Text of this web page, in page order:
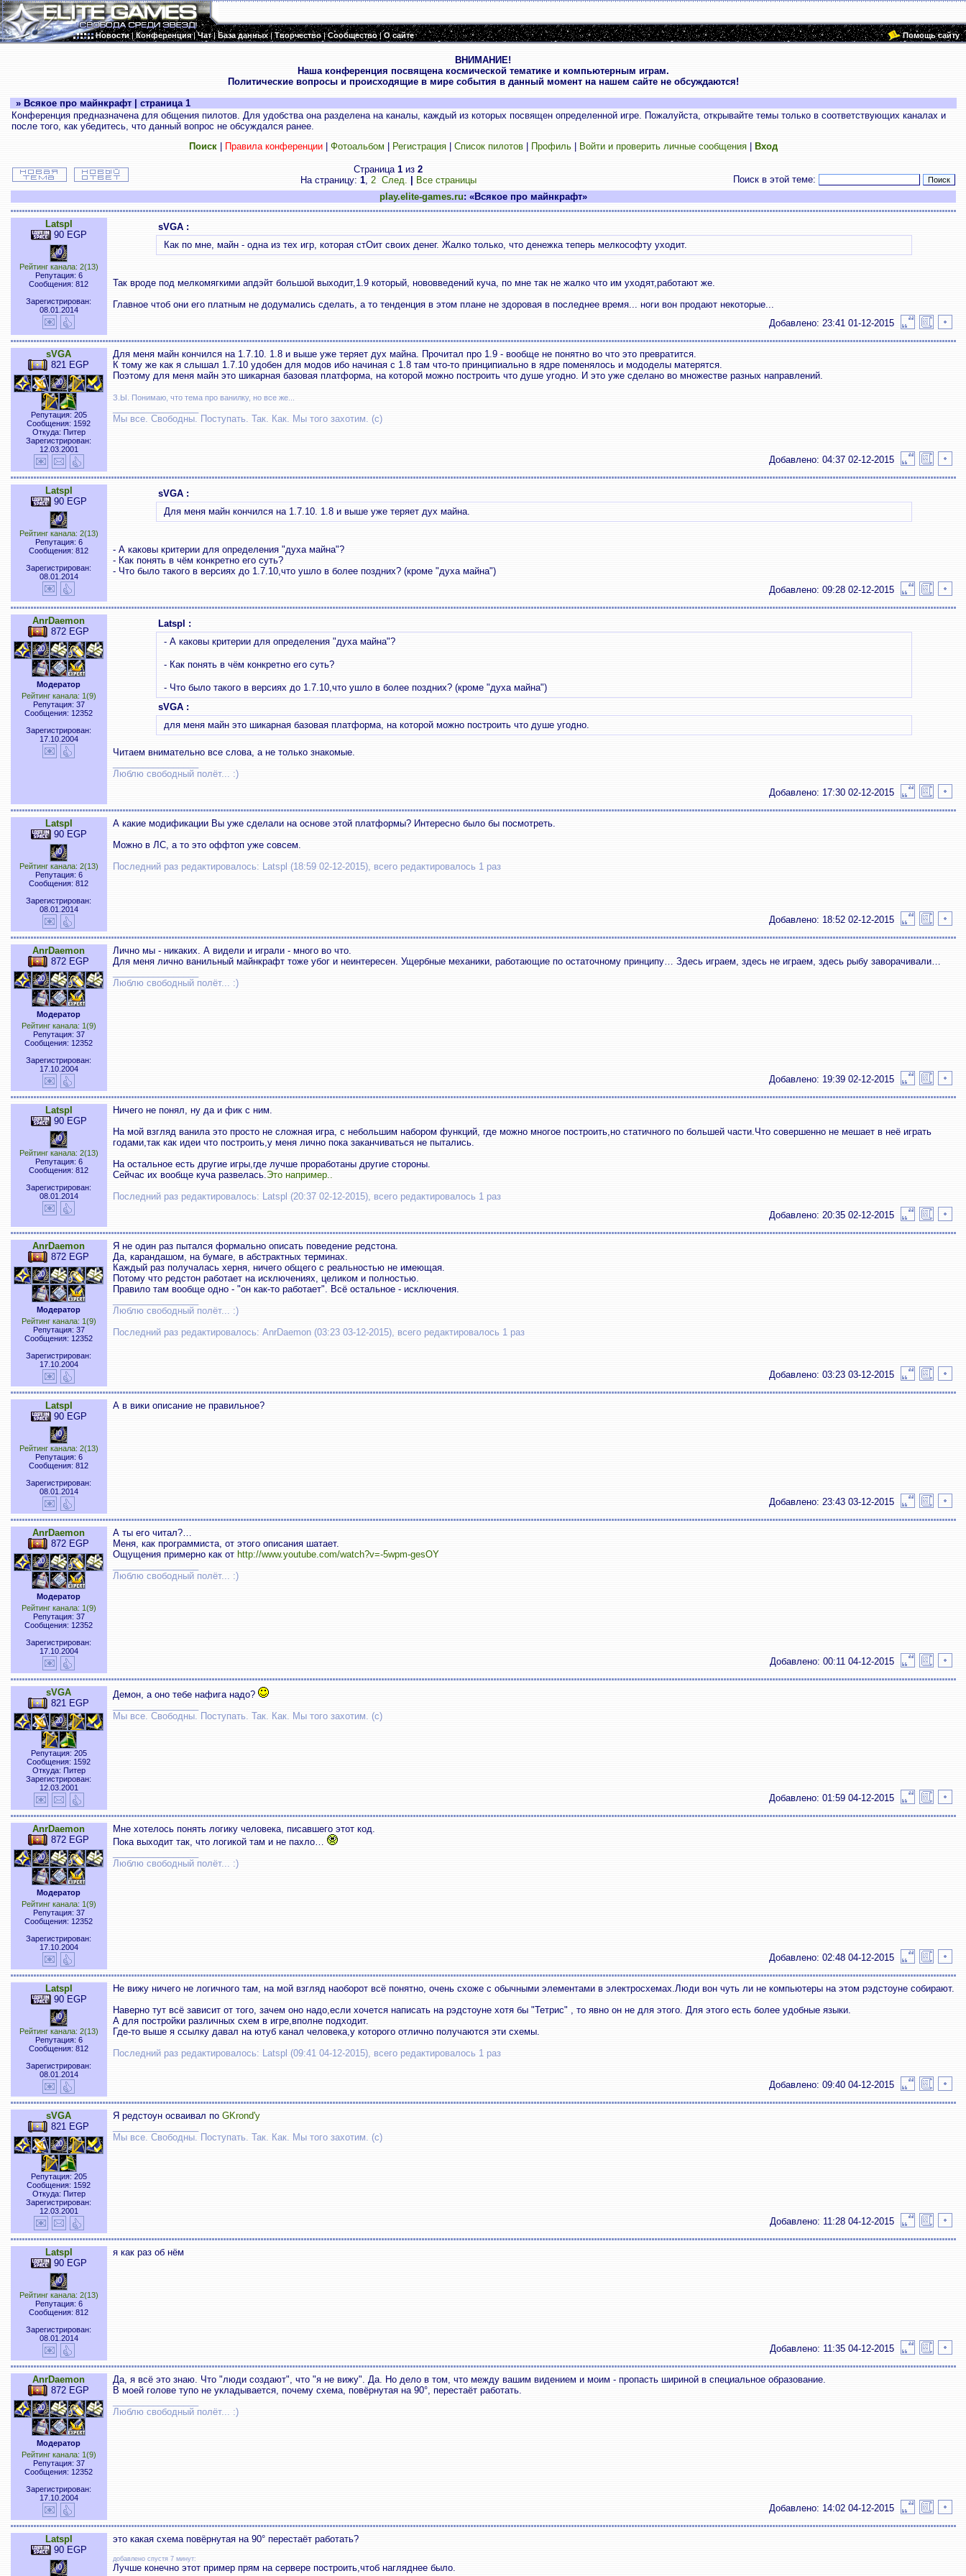
Новости|Конференция|Чат|База данных|Творчество|Сообщество|О сайте Помощь сайту
ВНИМАНИЕ!
Наша конференция посвящена космической тематике и компьютерным играм.
Политические вопросы и происходящие в мире события в данный момент на нашем сайте не обсуждаются!
» Всякое про майнкрафт | страница 1
Конференция предназначена для общения пилотов. Для удобства она разделена на каналы, каждый из которых посвящен определенной игре. Пожалуйста, открывайте темы только в соответствующих каналах и
после того, как убедитесь, что данный вопрос не обсуждался ранее.
Поиск| Правила конференции| Фотоальбом Регистрация| Список пилотов| Профиль| Войти и проверить личные сообщения| Вход
Страница 1 из 2
На страницу: 1, 2 След. Все страницы
Поиск в этой теме:
play.elite-games.ru: «Всякое про майнкрафт»
Latspl
90 EGP
Рейтинг канала: 2(13)
Репутация: 6
Сообщения: 812
Зарегистрирован:
08.01.2014
sVGA :
Как по мне, майн - одна из тех игр, которая стОит своих денег. Жалко только, что денежка теперь мелкософту уходит.
Так вроде под мелкомягкими апдэйт большой выходит,1.9 который, нововведений куча, по мне так не жалко что им уходят,работают же.
Главное чтоб они его платным не додумались сделать, а то тенденция в этом плане не здоровая в последнее время... ноги вон продают некоторые...
Добавлено: 23:41 01-12-2015
sVGA
821 EGP
Репутация: 205
Сообщения: 1592
Откуда: Питер
Зарегистрирован:
12.03.2001
Для меня майн кончился на 1.7.10. 1.8 и выше уже теряет дух майна. Прочитал про 1.9 - вообще не понятно во что это превратится.
К тому же как я слышал 1.7.10 удобен для модов ибо начиная с 1.8 там что-то принципиально в ядре поменялось и мододелы матерятся.
Поэтому для меня майн это шикарная базовая платформа, на которой можно построить что душе угодно. И это уже сделано во множестве разных направлений.
З.Ы. Понимаю, что тема про ванилку, но все же...
Мы все. Свободны. Поступать. Так. Как. Мы того захотим. (с)
Добавлено: 04:37 02-12-2015
Latspl
90 EGP
Рейтинг канала: 2(13)
Репутация: 6
Сообщения: 812
Зарегистрирован:
08.01.2014
sVGA :
Для меня майн кончился на 1.7.10. 1.8 и выше уже теряет дух майна.
- А каковы критерии для определения "духа майна"?
- Как понять в чём конкретно его суть?
- Что было такого в версиях до 1.7.10,что ушло в более поздних? (кроме "духа майна")
Добавлено: 09:28 02-12-2015
AnrDaemon
872 EGP
Модератор
Рейтинг канала: 1(9)
Репутация: 37
Сообщения: 12352
Зарегистрирован:
17.10.2004
Latspl :
- А каковы критерии для определения "духа майна"?
- Как понять в чём конкретно его суть?
- Что было такого в версиях до 1.7.10,что ушло в более поздних? (кроме "духа майна")
sVGA :
для меня майн это шикарная базовая платформа, на которой можно построить что душе угодно.
Читаем внимательно все слова, а не только знакомые.
Люблю свободный полёт... :)
Добавлено: 17:30 02-12-2015
Latspl
90 EGP
Рейтинг канала: 2(13)
Репутация: 6
Сообщения: 812
Зарегистрирован:
08.01.2014
А какие модификации Вы уже сделали на основе этой платформы? Интересно было бы посмотреть.
Можно в ЛС, а то это оффтоп уже совсем.
Последний раз редактировалось: Latspl (18:59 02-12-2015), всего редактировалось 1 раз
Добавлено: 18:52 02-12-2015
AnrDaemon
872 EGP
Модератор
Рейтинг канала: 1(9)
Репутация: 37
Сообщения: 12352
Зарегистрирован:
17.10.2004
Лично мы - никаких. А видели и играли - много во что.
Для меня лично ванильный майнкрафт тоже убог и неинтересен. Ущербные механики, работающие по остаточному принципу… Здесь играем, здесь не играем, здесь рыбу заворачивали…
Люблю свободный полёт... :)
Добавлено: 19:39 02-12-2015
Latspl
90 EGP
Рейтинг канала: 2(13)
Репутация: 6
Сообщения: 812
Зарегистрирован:
08.01.2014
Ничего не понял, ну да и фик с ним.
На мой взгляд ванила это просто не сложная игра, с небольшим набором функций, где можно многое построить,но статичного по большей части.Что совершенно не мешает в неё играть
годами,так как идеи что построить,у меня лично пока заканчиваться не пытались.
На остальное есть другие игры,где лучше проработаны другие стороны.
Сейчас их вообще куча развелась.Это например..
Последний раз редактировалось: Latspl (20:37 02-12-2015), всего редактировалось 1 раз
Добавлено: 20:35 02-12-2015
AnrDaemon
872 EGP
Модератор
Рейтинг канала: 1(9)
Репутация: 37
Сообщения: 12352
Зарегистрирован:
17.10.2004
Я не один раз пытался формально описать поведение редстона.
Да, карандашом, на бумаге, в абстрактных терминах.
Каждый раз получалась херня, ничего общего с реальностью не имеющая.
Потому что редстон работает на исключениях, целиком и полностью.
Правило там вообще одно - "он как-то работает". Всё остальное - исключения.
Люблю свободный полёт... :)
Последний раз редактировалось: AnrDaemon (03:23 03-12-2015), всего редактировалось 1 раз
Добавлено: 03:23 03-12-2015
Latspl
90 EGP
Рейтинг канала: 2(13)
Репутация: 6
Сообщения: 812
Зарегистрирован:
08.01.2014
А в вики описание не правильное?
Добавлено: 23:43 03-12-2015
AnrDaemon
872 EGP
Модератор
Рейтинг канала: 1(9)
Репутация: 37
Сообщения: 12352
Зарегистрирован:
17.10.2004
А ты его читал?…
Меня, как программиста, от этого описания шатает.
Ощущения примерно как от http://www.youtube.com/watch?v=-5wpm-gesOY
Люблю свободный полёт... :)
Добавлено: 00:11 04-12-2015
sVGA
821 EGP
Репутация: 205
Сообщения: 1592
Откуда: Питер
Зарегистрирован:
12.03.2001
Демон, а оно тебе нафига надо?
Мы все. Свободны. Поступать. Так. Как. Мы того захотим. (с)
Добавлено: 01:59 04-12-2015
AnrDaemon
872 EGP
Модератор
Рейтинг канала: 1(9)
Репутация: 37
Сообщения: 12352
Зарегистрирован:
17.10.2004
Мне хотелось понять логику человека, писавшего этот код.
Пока выходит так, что логикой там и не пахло…
Люблю свободный полёт... :)
Добавлено: 02:48 04-12-2015
Latspl
90 EGP
Рейтинг канала: 2(13)
Репутация: 6
Сообщения: 812
Зарегистрирован:
08.01.2014
Не вижу ничего не логичного там, на мой взгляд наоборот всё понятно, очень схоже с обычными элементами в электросхемах.Люди вон чуть ли не компьютеры на этом рэдстоуне собирают.
Наверно тут всё зависит от того, зачем оно надо,если хочется написать на рэдстоуне хотя бы "Тетрис" , то явно он не для этого. Для этого есть более удобные языки.
А для постройки различных схем в игре,вполне подходит.
Где-то выше я ссылку давал на ютуб канал человека,у которого отлично получаются эти схемы.
Последний раз редактировалось: Latspl (09:41 04-12-2015), всего редактировалось 1 раз
Добавлено: 09:40 04-12-2015
sVGA
821 EGP
Репутация: 205
Сообщения: 1592
Откуда: Питер
Зарегистрирован:
12.03.2001
Я редстоун осваивал по GKrond'у
Мы все. Свободны. Поступать. Так. Как. Мы того захотим. (с)
Добавлено: 11:28 04-12-2015
Latspl
90 EGP
Рейтинг канала: 2(13)
Репутация: 6
Сообщения: 812
Зарегистрирован:
08.01.2014
я как раз об нём
Добавлено: 11:35 04-12-2015
AnrDaemon
872 EGP
Модератор
Рейтинг канала: 1(9)
Репутация: 37
Сообщения: 12352
Зарегистрирован:
17.10.2004
Да, я всё это знаю. Что "люди создают", что "я не вижу". Да. Но дело в том, что между вашим видением и моим - пропасть шириной в специальное образование.
В моей голове тупо не укладывается, почему схема, повёрнутая на 90°, перестаёт работать.
Люблю свободный полёт... :)
Добавлено: 14:02 04-12-2015
Latspl
90 EGP
это какая схема повёрнутая на 90° перестаёт работать?
добавлено спустя 7 минут:
Лучше конечно этот пример прям на сервере построить,чтоб нагляднее было.